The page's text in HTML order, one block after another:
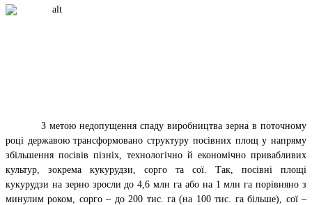
З метою недопущення спаду виробництва зерна в поточному
році державою трансформовано структуру посівних площ у напряму
збільшення посівів пізніх, технологічно й економічно привабливих
культур, зокрема кукурудзи, сорго та сої. Так, посівні площі
кукурудзи на зерно зросли до 4,6 млн га або на 1 млн га порівняно з
минулим роком, сорго – до 200 тис. га (на 100 тис. га більше), сої –